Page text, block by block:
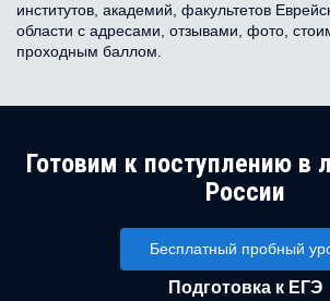
институтов, академий, факультетов
области с адресами, отзывами, фото,
проходным баллом.
Готовим к поступлению в
России
Бесплатный пробный
Подготовка к ЕГЭ